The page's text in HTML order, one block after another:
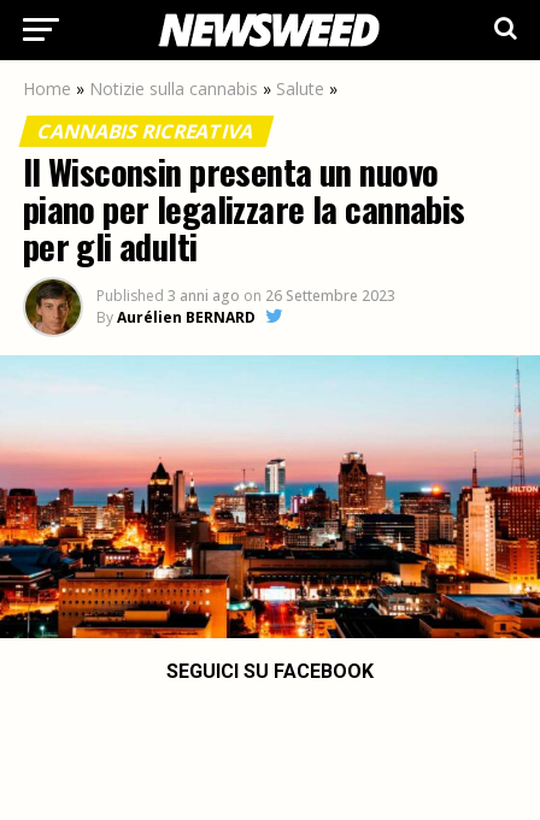
Home » Notizie sulla cannabis » Salute »
CANNABIS RICREATIVA
Il Wisconsin presenta un nuovo
piano per legalizzare la cannabis
per gli adulti
Published 3 anni ago on 26 Settembre 2023
ByAurélien BERNARD
SEGUICI SU FACEBOOK